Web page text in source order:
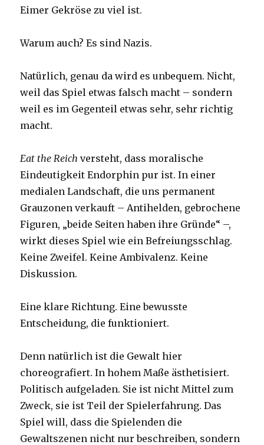
Eimer Gekröse zu viel ist.
Warum auch? Es sind Nazis.
Natürlich, genau da wird es unbequem. Nicht,
weil das Spiel etwas falsch macht – sondern
weil es im Gegenteil etwas sehr, sehr richtig
macht.
Eat the Reich versteht, dass moralische
Eindeutigkeit Endorphin pur ist. In einer
medialen Landschaft, die uns permanent
Grauzonen verkauft – Antihelden, gebrochene
Figuren, „beide Seiten haben ihre Gründe“ –,
wirkt dieses Spiel wie ein Befreiungsschlag.
Keine Zweifel. Keine Ambivalenz. Keine
Diskussion.
Eine klare Richtung. Eine bewusste
Entscheidung, die funktioniert.
Denn natürlich ist die Gewalt hier
choreografiert. In hohem Maße ästhetisiert.
Politisch aufgeladen. Sie ist nicht Mittel zum
Zweck, sie ist Teil der Spielerfahrung. Das
Spiel will, dass die Spielenden die
Gewaltszenen nicht nur beschreiben, sondern